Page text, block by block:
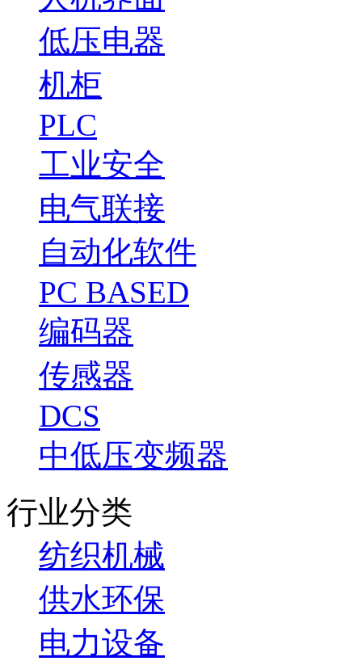
低压电器
机柜
PLC
工业安全
电气联接
自动化软件
PC BASED
编码器
传感器
DCS
中低压变频器
行业分类
纺织机械
供水环保
电力设备